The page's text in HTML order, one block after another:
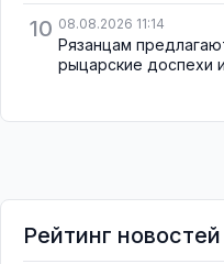
10 08.08.2026 11:14
Рязанцам
рыцарские доспехи
Рейтинг новостей